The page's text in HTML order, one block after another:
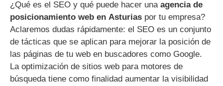
¿Qué es el SEO y qué puede hacer una agencia de
posicionamiento web en Asturias por tu empresa?
Aclaremos dudas rápidamente: el SEO es un conjunto
de tácticas que se aplican para mejorar la posición de
las páginas de tu web en buscadores como Google.
La optimización de sitios web para motores de
búsqueda tiene como finalidad aumentar la visibilidad